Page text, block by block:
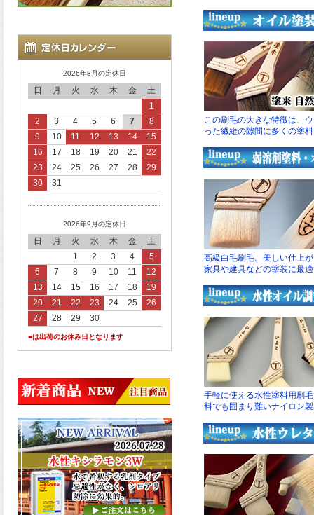
2026年8月の定休日
日 月 火 水 木 金
土
1
2
3 4 5 6 7
8
9
10 11 12 13 14
15
16
17 18 19 20 21
22
23
24 25 26 27 28
29
30
31
2026年9月の定休日
日 月 火 水 木 金
土
1
2 3 4
5
6
7 8 9 10 11
12
13
14 15 16 17 18
19
20
21 22 23 24 25
26
27
28 29 30
■は出荷のお休み日となります